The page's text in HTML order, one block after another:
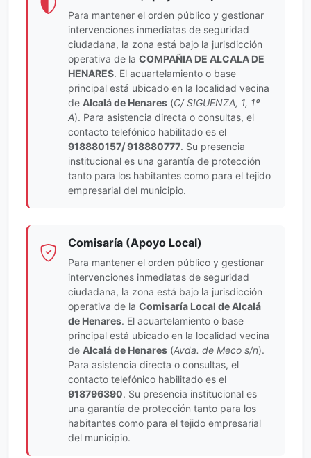
Para mantener el orden público y gestionar
intervenciones inmediatas de seguridad
ciudadana, la zona está bajo la jurisdicción
operativa de la COMPAÑIA DE ALCALA DE
HENARES. El acuartelamiento o base
principal está ubicado en la localidad vecina
de Alcalá de Henares (C/ SIGUENZA, 1, 1º
A). Para asistencia directa o consultas, el
contacto telefónico habilitado es el
918880157/ 918880777. Su presencia
institucional es una garantía de protección
tanto para los habitantes como para el tejido
empresarial del municipio.
Comisaría (Apoyo Local)
Para mantener el orden público y gestionar
intervenciones inmediatas de seguridad
ciudadana, la zona está bajo la jurisdicción
operativa de la Comisaría Local de Alcalá
de Henares. El acuartelamiento o base
principal está ubicado en la localidad vecina
de Alcalá de Henares (Avda. de Meco s/n).
Para asistencia directa o consultas, el
contacto telefónico habilitado es el
918796390. Su presencia institucional es
una garantía de protección tanto para los
habitantes como para el tejido empresarial
del municipio.